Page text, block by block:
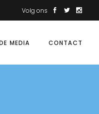
Volg ons
MEDIA CONTACT